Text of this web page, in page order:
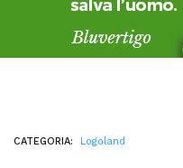
CATEGORIA: Logoland